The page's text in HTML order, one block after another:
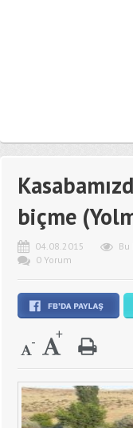
biçme
04.08.2015
0 Yorum